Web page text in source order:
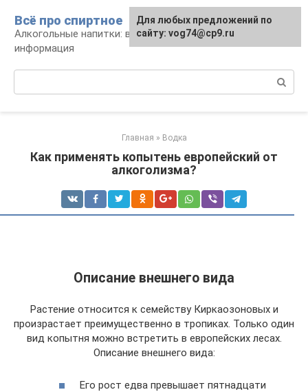
контенту
Всё про спиртное
Алкогольные напитки: виды, рецепты,
информация
Главная » Водка
Как применять копытень европейский от
алкоголизма?
Описание внешнего вида
Растение относится к семейству Киркаозоновых и
произрастает преимущественно в тропиках. Только один
вид копытня можно встретить в европейских лесах.
Описание внешнего вида:
Его рост едва превышает пятнадцати
Для любых предложений по
сайту: vog74@cp9.ru